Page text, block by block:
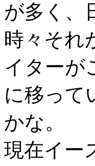
が多く、
時々それ
イターが
に移って
かな。
現在イー